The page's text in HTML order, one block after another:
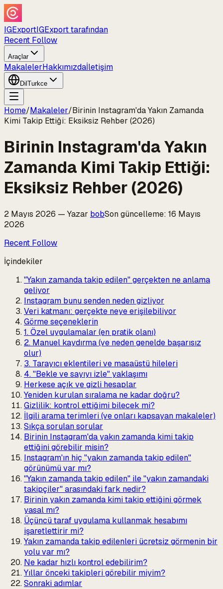
IGExportIGExport tarafından
Recent Follow
Araçlar
MakalelerHakkımızdaİletişim
Dil Turkce
Home/Makaleler/Birinin Instagram'da Yakın Zamanda
Kimi Takip Ettiği: Eksiksiz Rehber (2026)
Birinin Instagram'da Yakın
Zamanda Kimi Takip Ettiği:
Eksiksiz Rehber (2026)
2 Mayıs 2026 — Yazar bobSon güncelleme: 16 Mayıs
2026
Recent Follow
İçindekiler
"Yakın zamanda takip edilen" gerçekten ne anlama
geliyor
Instagram bunu senden neden gizliyor
Veri katmanı: gerçekte neye erişilebiliyor
Görme seçeneklerin
1. Özel uygulamalar (en pratik olanı)
2. Manuel kaydırma (ve neden genelde başarısız
olur)
3. Tarayıcı eklentileri ve masaüstü hileleri
4. "Bekle ve sayıyı izle" yaklaşımı
Herkese açık ve gizli hesaplar
Yeniden kurulan sıralama ne kadar doğru?
Gizlilik: kontrol ettiğimi bilecek mi?
İlgili arama terimleri (ve onları kapsayan makaleler)
Sıkça sorulan sorular
Birinin Instagram'da yakın zamanda kimi takip
ettiğini görebilir misin?
Instagram'ın hiç "yakın zamanda takip edilen"
görünümü var mı?
"Yakın zamanda takip edilen" ile "yakın zamandaki
takipçiler" arasındaki fark nedir?
Birinin yakın zamanda kimi takip ettiğini görmek
yasal mı?
Üçüncü taraf uygulama kullanmak hesabımı
işaretlettirir mi?
Yakın zamanda takip edilenleri ücretsiz görmenin bir
yolu var mı?
Ne kadar hızlı kontrol edebilirim?
Yıllar önceki takipleri görebilir miyim?
Sonraki adımlar